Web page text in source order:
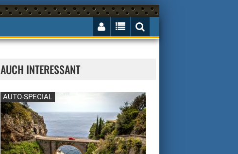
AUCH INTERESSANT
AUTO-SPECIAL